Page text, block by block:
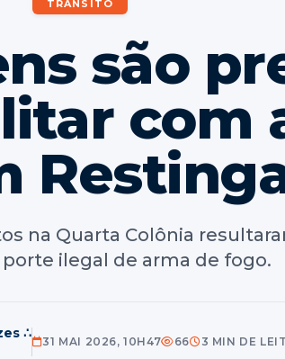
TRÂNSITO
são
com
na Quarta Colônia
ilegal de arma de fogo.
∴
31 MAI 2026, 10H47 66 3 MIN DE